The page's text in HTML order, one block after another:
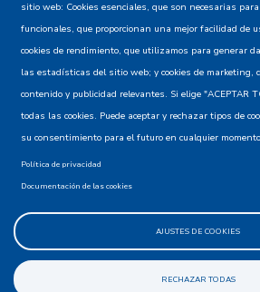
@apccolombia
Aviso de confidencialidad -
privacidad y Condiciones
Mapa del Sitio XML
sitio web: Cookies esenciales, que son necesarias
funcionales, que proporcionan una mejor facilidad de
cookies de rendimiento, que utilizamos para generar
las estadísticas del sitio web; y cookies de
contenido y publicidad relevantes. Si elige "ACEPTAR
todas las cookies. Puede aceptar y rechazar tipos de
su consentimiento para el futuro en cualquier
Política de privacidad
Documentación de las cookies
AJUSTES DE COOKIES
RECHAZAR TODAS